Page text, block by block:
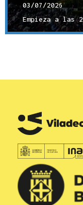
03/07/2026
Empieza a las